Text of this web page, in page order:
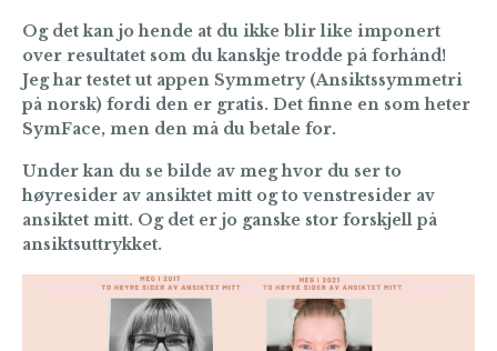
Og det kan jo hende at du ikke blir like imponert
over resultatet som du kanskje trodde på forhånd!
Jeg har testet ut appen Symmetry (Ansiktssymmetri
på norsk) fordi den er gratis. Det finne en som heter
SymFace, men den må du betale for.
Under kan du se bilde av meg hvor du ser to
høyresider av ansiktet mitt og to venstresider av
ansiktet mitt. Og det er jo ganske stor forskjell på
ansiktsuttrykket.